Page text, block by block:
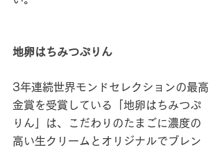
地卵はちみつぷりん
3年連続世界モンドセレクションの最高
金賞を受賞している「地卵はちみつぷ
りん」は、こだわりのたまごに濃度の
高い生クリームとオリジナルでブレン